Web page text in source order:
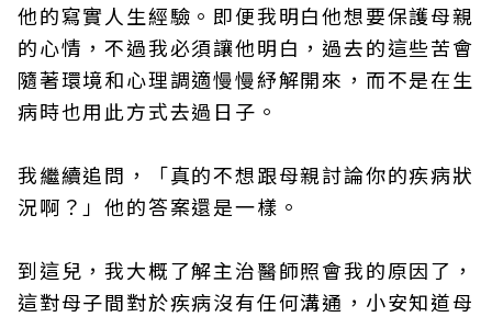
他的寫實人生經驗。即便我明白他想要保護母親
的心情，不過我必須讓他明白，過去的這些苦會
隨著環境和心理調適慢慢紓解開來，而不是在生
病時也用此方式去過日子。
我繼續追問，「真的不想跟母親討論你的疾病狀
況啊？」他的答案還是一樣。
到這兒，我大概了解主治醫師照會我的原因了，
這對母子間對於疾病沒有任何溝通，小安知道母